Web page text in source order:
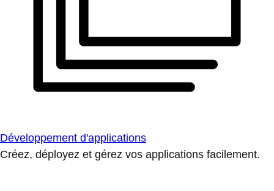
Développement d'applications
Créez, déployez et gérez vos applications facilement.